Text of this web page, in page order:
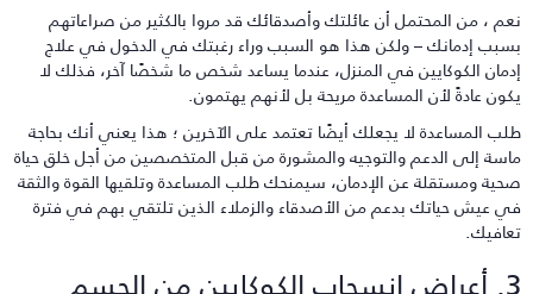
، من المحتمل أن عائلتك وأصدقائك قد مروا بالكثير من صراعاتهم
إدمانك – ولكن هذا هو السبب وراء رغبتك في الدخول في علاج
الكوكايين في المنزل، عندما يساعد شخص ما شخصًا آخر، فذلك لا
عادةً لأن المساعدة مريحة بل لأنهم يهتمون.
المساعدة لا يجعلك أيضًا تعتمد على الآخرين ؛ هذا يعني أنك بحاجة
إلى الدعم والتوجيه والمشورة من قبل المتخصصين من أجل خلق حياة
ومستقلة عن الإدمان، سيمنحك طلب المساعدة وتلقيها القوة والثقة
عيش حياتك بدعم من الأصدقاء والزملاء الذين تلتقي بهم في فترة